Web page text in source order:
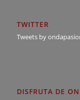
TWITTER
Tweets by
DISFRUTA DE